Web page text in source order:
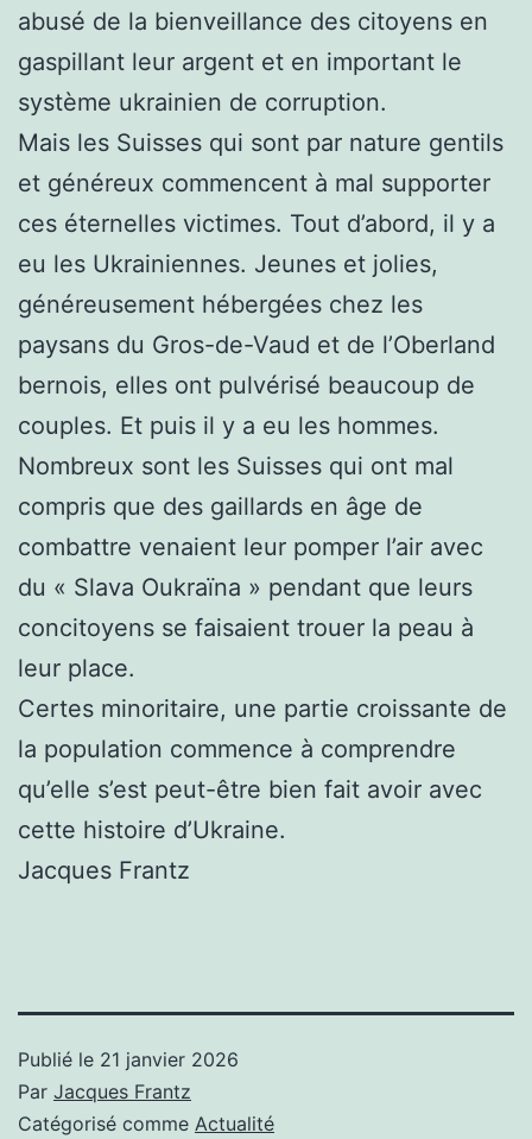
abusé de la bienveillance des citoyens en
gaspillant leur argent et en important le
système ukrainien de corruption.
Mais les Suisses qui sont par nature gentils
et généreux commencent à mal supporter
ces éternelles victimes. Tout d’abord, il y a
eu les Ukrainiennes. Jeunes et jolies,
généreusement hébergées chez les
paysans du Gros-de-Vaud et de l’Oberland
bernois, elles ont pulvérisé beaucoup de
couples. Et puis il y a eu les hommes.
Nombreux sont les Suisses qui ont mal
compris que des gaillards en âge de
combattre venaient leur pomper l’air avec
du « Slava Oukraïna » pendant que leurs
concitoyens se faisaient trouer la peau à
leur place.
Certes minoritaire, une partie croissante de
la population commence à comprendre
qu’elle s’est peut-être bien fait avoir avec
cette histoire d’Ukraine.
Jacques Frantz
Publié le 21 janvier 2026
Par Jacques Frantz
Catégorisé comme Actualité